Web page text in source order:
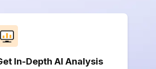
In-Depth AI Analysis